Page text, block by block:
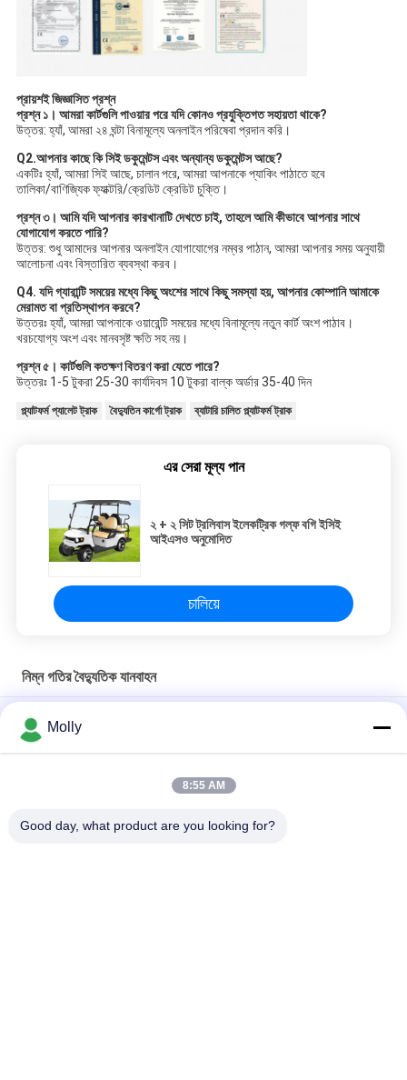
প্রায়শই জিজ্ঞাসিত প্রশ্ন
প্রশ্ন ১। আমরা কার্টগুলি পাওয়ার পরে যদি কোনও প্রযুক্তিগত সহায়তা থাকে?
উত্তর: হ্যাঁ, আমরা ২৪ ঘন্টা বিনামূল্যে অনলাইন পরিষেবা প্রদান করি।
Q2.আপনার কাছে কি সিই ডকুমেন্টস এবং অন্যান্য ডকুমেন্টস আছে?
একটিঃ হ্যাঁ, আমরা সিই আছে, চালান পরে, আমরা আপনাকে প্যাকিং পাঠাতে হবে
তালিকা/বাণিজ্যিক ফ্যাক্টরি/ক্রেডিট ক্রেডিট চুক্তি।
প্রশ্ন ৩। আমি যদি আপনার কারখানাটি দেখতে চাই, তাহলে আমি কীভাবে আপনার সাথে
যোগাযোগ করতে পারি?
উত্তর: শুধু আমাদের আপনার অনলাইন যোগাযোগের নম্বর পাঠান, আমরা আপনার সময় অনুযায়ী
আলোচনা এবং বিস্তারিত ব্যবস্থা করব।
Q4. যদি গ্যারান্টি সময়ের মধ্যে কিছু অংশের সাথে কিছু সমস্যা হয়, আপনার কোম্পানি আমাকে
মেরামত বা প্রতিস্থাপন করবে?
উত্তরঃ হ্যাঁ, আমরা আপনাকে ওয়ারেন্টি সময়ের মধ্যে বিনামূল্যে নতুন কার্ট অংশ পাঠাব।
খরচযোগ্য অংশ এবং মানবসৃষ্ট ক্ষতি সহ নয়।
প্রশ্ন ৫। কার্টগুলি কতক্ষণ বিতরণ করা যেতে পারে?
উত্তরঃ 1-5 টুকরা 25-30 কার্যদিবস 10 টুকরা বাল্ক অর্ডার 35-40 দিন
প্ল্যাটফর্ম প্যালেট ট্রাক বৈদ্যুতিন কার্গো ট্রাক ব্যাটারি চালিত প্ল্যাটফর্ম ট্রাক
এর সেরা মূল্য পান
২ + ২ সিট ট্রলিবাস ইলেকট্রিক গল্ফ বগি ইসিই
আইএসও অনুমোদিত
চালিয়ে
নিম্ন গতির বৈদ্যুতিক যানবাহন
কাস্টমাইজড বৈদ্যুতিক প্ল্যাটফর্ম ট্রাক, সংযুক্ত ক্যাব ব্যাটারি চালিত প্ল্যাটফর্ম ট্রাক
লোডিং প্ল্যাটফর্ম এবং ভাঁজযোগ্য গার্ডিল সহ লিথিয়াম ব্যাটারি চালিত বৈদ্যুতিক পণ্যবাহী
Molly
8:55 AM
Good day, what product are you looking for?